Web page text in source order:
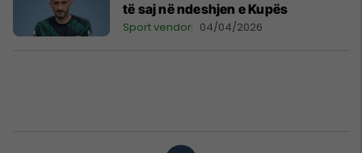
të saj në ndeshjen e Kupës
Sport vendor 04/04/2026